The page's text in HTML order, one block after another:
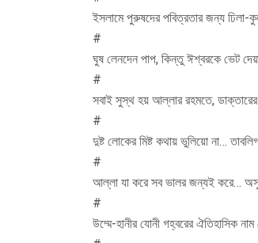
ইসলামে পুরুষদের পবিত্রতার জন্য ঢিলা-
#
ঘুষ লেনদেন পাপ, কিন্তু ঈশ্বরকে ভেট
#
সবাই সুস্থ হয় আল্লার রহমতে,
#
দুষ্ট লোকের মিষ্ট কথায় ভুলিয়ো না…
#
আল্লা যা করে সব ভালর জন্যই করে…
#
উম্মে-হানীর যোনী গহ্বরের ঐতিহাসিক নাম